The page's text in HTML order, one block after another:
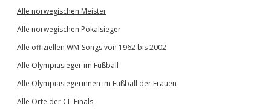
Alle norwegischen Meister
Alle norwegischen Pokalsieger
Alle offiziellen WM-Songs von 1962 bis 2002
Alle Olympiasieger im Fußball
Alle Olympiasiegerinnen im Fußball der Frauen
Alle Orte der CL-Finals